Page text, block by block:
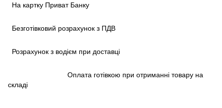
На картку Приват Банку
Безготівковий розрахунок з ПДВ
Розрахунок з водієм при доставці
Оплата готівкою при отриманні товару на
складі